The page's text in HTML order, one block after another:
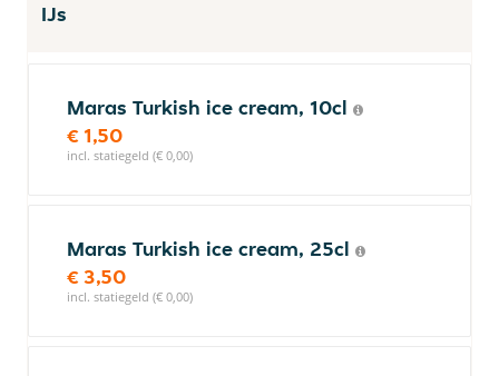
IJs
Maras Turkish ice cream, 10cl
€ 1,50
incl. statiegeld (€ 0,00)
Maras Turkish ice cream, 25cl
€ 3,50
incl. statiegeld (€ 0,00)